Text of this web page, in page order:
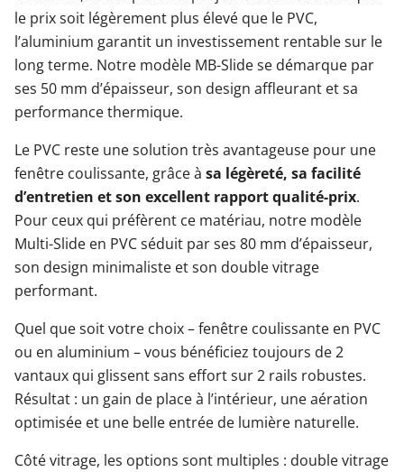
le prix soit légèrement plus élevé que le PVC,
l’aluminium garantit un investissement rentable sur le
long terme. Notre modèle MB-Slide se démarque par
ses 50 mm d’épaisseur, son design affleurant et sa
performance thermique.
Le PVC reste une solution très avantageuse pour une
fenêtre coulissante, grâce à sa légèreté, sa facilité
d’entretien et son excellent rapport qualité-prix.
Pour ceux qui préfèrent ce matériau, notre modèle
Multi-Slide en PVC séduit par ses 80 mm d’épaisseur,
son design minimaliste et son double vitrage
performant.
Quel que soit votre choix – fenêtre coulissante en PVC
ou en aluminium – vous bénéficiez toujours de 2
vantaux qui glissent sans effort sur 2 rails robustes.
Résultat : un gain de place à l’intérieur, une aération
optimisée et une belle entrée de lumière naturelle.
Côté vitrage, les options sont multiples : double vitrage